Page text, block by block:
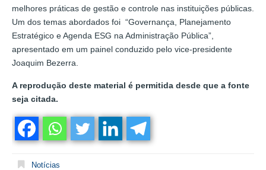
melhores práticas de gestão e controle nas instituições públicas.
Um dos temas abordados foi “Governança, Planejamento
Estratégico e Agenda ESG na Administração Pública”,
apresentado em um painel conduzido pelo vice-presidente
Joaquim Bezerra.
A reprodução deste material é permitida desde que a fonte
seja citada.
Notícias